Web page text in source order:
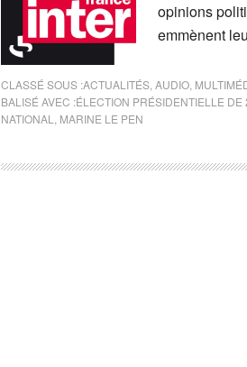
opinions
emmènent
CLASSÉ SOUS :ACTUALITÉS AUDIO
BALISÉ AVEC :ÉLECTION PRÉSIDENTIELLE DE
NATIONAL
MARINE LE PEN